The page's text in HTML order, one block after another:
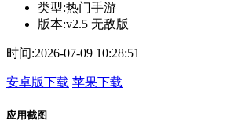
类型:热门手游
版本:v2.5 无敌版
时间:2026-07-09 10:28:51
安卓版下载 苹果下载
应用截图